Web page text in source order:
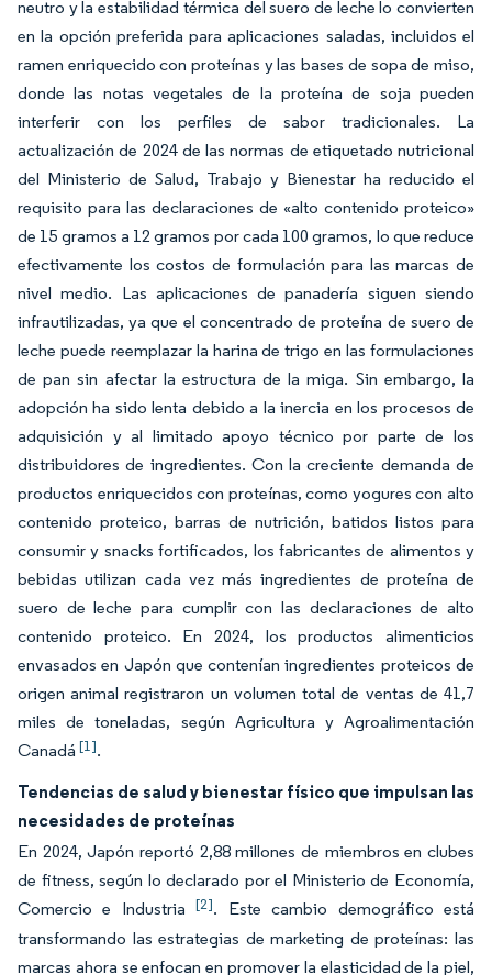
neutro y la estabilidad térmica del suero de leche lo convierten
en la opción preferida para aplicaciones saladas, incluidos el
ramen enriquecido con proteínas y las bases de sopa de miso,
donde las notas vegetales de la proteína de soja pueden
interferir con los perfiles de sabor tradicionales. La
actualización de 2024 de las normas de etiquetado nutricional
del Ministerio de Salud, Trabajo y Bienestar ha reducido el
requisito para las declaraciones de «alto contenido proteico»
de 15 gramos a 12 gramos por cada 100 gramos, lo que reduce
efectivamente los costos de formulación para las marcas de
nivel medio. Las aplicaciones de panadería siguen siendo
infrautilizadas, ya que el concentrado de proteína de suero de
leche puede reemplazar la harina de trigo en las formulaciones
de pan sin afectar la estructura de la miga. Sin embargo, la
adopción ha sido lenta debido a la inercia en los procesos de
adquisición y al limitado apoyo técnico por parte de los
distribuidores de ingredientes. Con la creciente demanda de
productos enriquecidos con proteínas, como yogures con alto
contenido proteico, barras de nutrición, batidos listos para
consumir y snacks fortificados, los fabricantes de alimentos y
bebidas utilizan cada vez más ingredientes de proteína de
suero de leche para cumplir con las declaraciones de alto
contenido proteico. En 2024, los productos alimenticios
envasados en Japón que contenían ingredientes proteicos de
origen animal registraron un volumen total de ventas de 41,7
miles de toneladas, según Agricultura y Agroalimentación
Canadá [1].
Tendencias de salud y bienestar físico que impulsan las
necesidades de proteínas
En 2024, Japón reportó 2,88 millones de miembros en clubes
de fitness, según lo declarado por el Ministerio de Economía,
Comercio e Industria[2]. Este cambio demográfico está
transformando las estrategias de marketing de proteínas: las
marcas ahora se enfocan en promover la elasticidad de la piel,